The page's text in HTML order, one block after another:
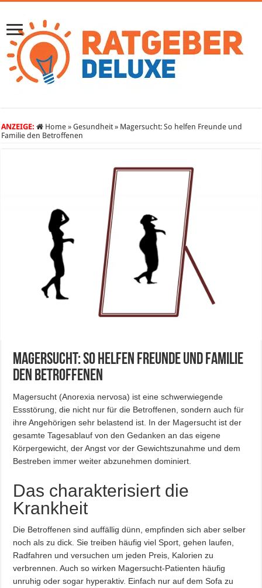
ANZEIGE: Home » Gesundheit » Magersucht: So helfen Freunde und
Familie den Betroffenen
Magersucht: So helfen Freunde und Familie
den Betroffenen
Magersucht (Anorexia nervosa) ist eine schwerwiegende
Essstörung, die nicht nur für die Betroffenen, sondern auch für
ihre Angehörigen sehr belastend ist. In der Magersucht ist der
gesamte Tagesablauf von den Gedanken an das eigene
Körpergewicht, der Angst vor der Gewichtszunahme und dem
Bestreben immer weiter abzunehmen dominiert.
Das charakterisiert die
Krankheit
Die Betroffenen sind auffällig dünn, empfinden sich aber selber
noch als zu dick. Sie treiben häufig viel Sport, gehen laufen,
Radfahren und versuchen um jeden Preis, Kalorien zu
verbrennen. Auch so wirken Magersucht-Patienten häufig
unruhig oder sogar hyperaktiv. Einfach nur auf dem Sofa zu